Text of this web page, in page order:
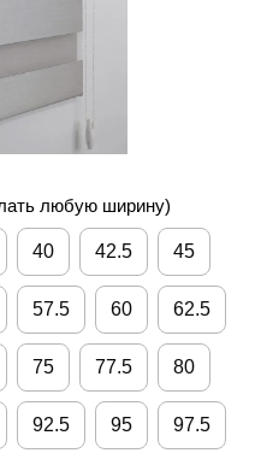
любую ширину)
40 42.5 45
57.5 60 62.5
75 77.5 80
92.5 95 97.5